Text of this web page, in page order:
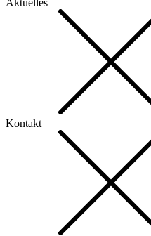
Aktuelles
Kontakt